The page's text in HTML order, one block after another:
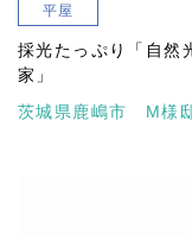
平屋
採光たっぷり「自然
家」
茨城県鹿嶋市 M様